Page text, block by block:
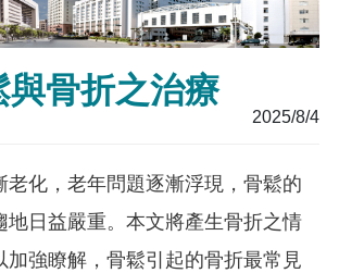
與骨折之治療
2025/8/4
老化，老年問題逐漸浮現，骨鬆的
地日益嚴重。本文將產生骨折之情
加強瞭解，骨鬆引起的骨折最常見